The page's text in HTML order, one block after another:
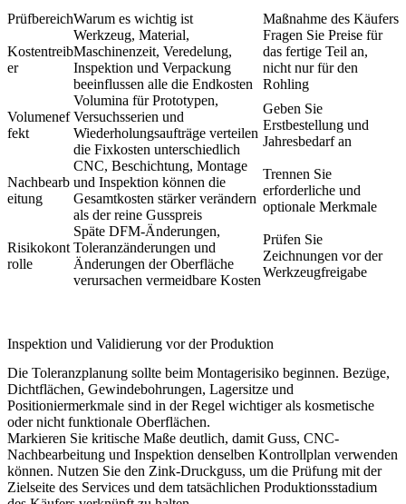
PrüfbereichWarum es wichtig ist Maßnahme des Käufers
Kostentreib
er
Werkzeug, Material,
Maschinenzeit, Veredelung,
Inspektion und Verpackung
beeinflussen alle die Endkosten
Fragen Sie Preise für
das fertige Teil an,
nicht nur für den
Rohling
Volumenef
fekt
Volumina für Prototypen,
Versuchsserien und
Wiederholungsaufträge verteilen
die Fixkosten unterschiedlich
Geben Sie
Erstbestellung und
Jahresbedarf an
Nachbearb
eitung
CNC, Beschichtung, Montage
und Inspektion können die
Gesamtkosten stärker verändern
als der reine Gusspreis
Trennen Sie
erforderliche und
optionale Merkmale
Risikokont
rolle
Späte DFM-Änderungen,
Toleranzänderungen und
Änderungen der Oberfläche
verursachen vermeidbare Kosten
Prüfen Sie
Zeichnungen vor der
Werkzeugfreigabe
Inspektion und Validierung vor der Produktion
Die Toleranzplanung sollte beim Montagerisiko beginnen. Bezüge,
Dichtflächen, Gewindebohrungen, Lagersitze und
Positioniermerkmale sind in der Regel wichtiger als kosmetische
oder nicht funktionale Oberflächen.
Markieren Sie kritische Maße deutlich, damit Guss, CNC-
Nachbearbeitung und Inspektion denselben Kontrollplan verwenden
können. Nutzen Sie den Zink-Druckguss, um die Prüfung mit der
Zielseite des Services und dem tatsächlichen Produktionsstadium